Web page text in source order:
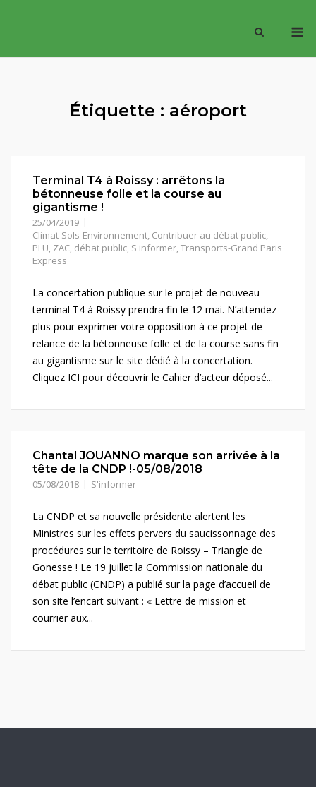
Étiquette : aéroport
Terminal T4 à Roissy : arrêtons la
bétonneuse folle et la course au
gigantisme !
25/04/2019
Climat-Sols-Environnement, Contribuer au débat public,
PLU, ZAC, débat public, S'informer,Transports-Grand Paris
Express
La concertation publique sur le projet de nouveau
terminal T4 à Roissy prendra fin le 12 mai. N’attendez
plus pour exprimer votre opposition à ce projet de
relance de la bétonneuse folle et de la course sans fin
au gigantisme sur le site dédié à la concertation.
Cliquez ICI pour découvrir le Cahier d’acteur déposé...
Chantal JOUANNO marque son arrivée à la
tête de la CNDP !-05/08/2018
05/08/2018 S'informer
La CNDP et sa nouvelle présidente alertent les
Ministres sur les effets pervers du saucissonnage des
procédures sur le territoire de Roissy – Triangle de
Gonesse ! Le 19 juillet la Commission nationale du
débat public (CNDP) a publié sur la page d’accueil de
son site l’encart suivant : « Lettre de mission et
courrier aux...